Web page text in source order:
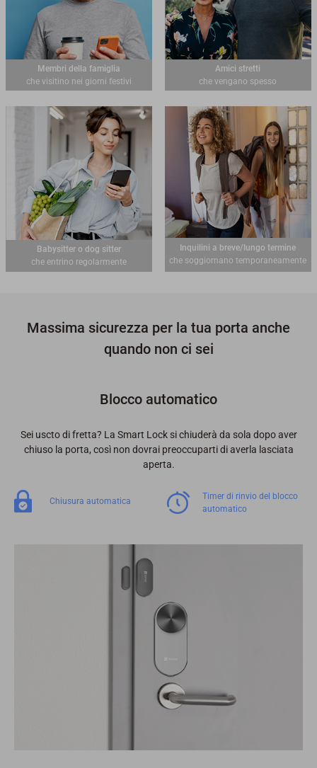
Membri della famiglia
che visitino nei giorni festivi
Amici stretti
che vengano spesso
Babysitter o dog sitter
che entrino regolarmente
Inquilini a breve/lungo termine
che soggiornano temporaneamente
Massima sicurezza per la tua porta anche
quando non ci sei
Blocco automatico
Sei uscto di fretta? La Smart Lock si chiuderà da sola dopo aver
chiuso la porta, così non dovrai preoccuparti di averla lasciata
aperta.
Chiusura automatica
Timer di rinvio del blocco
automatico